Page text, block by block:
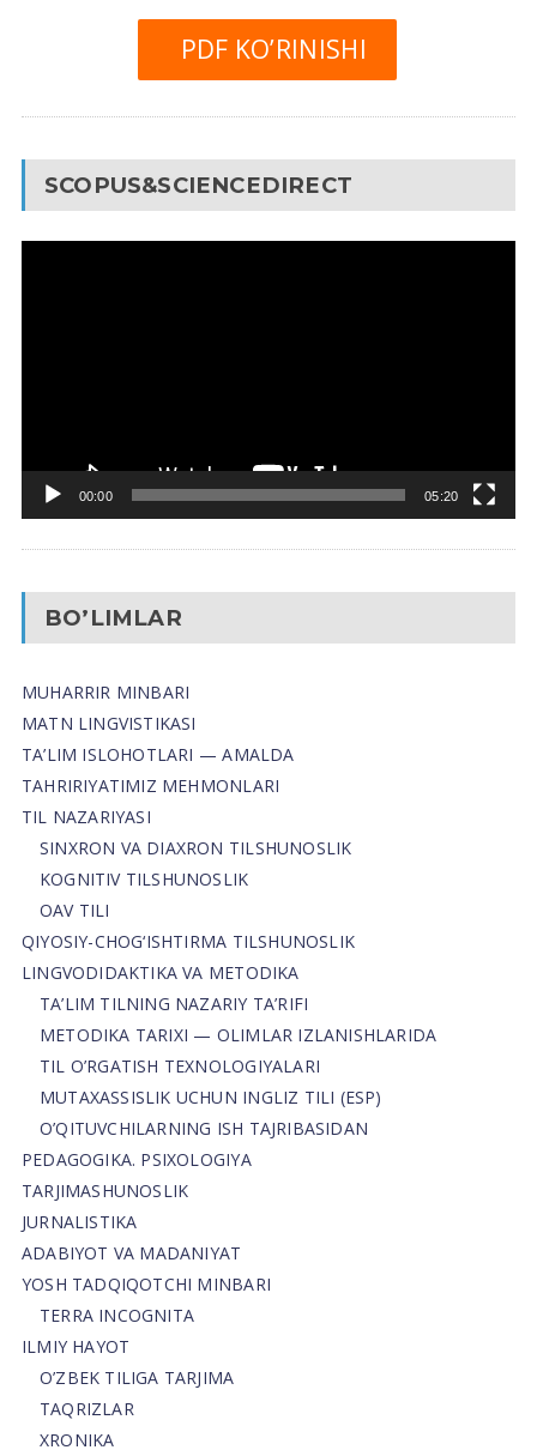
PDF KO’RINISHI
SCOPUS&SCIENCEDIRECT
00:00 05:20
BO’LIMLAR
MUHARRIR MINBARI
MATN LINGVISTIKASI
TA’LIM ISLOHOTLARI — AMALDA
TAHRIRIYATIMIZ MEHMONLARI
TIL NAZARIYASI
SINXRON VA DIAXRON TILSHUNOSLIK
KOGNITIV TILSHUNOSLIK
OAV TILI
QIYOSIY-CHOG‘ISHTIRMA TILSHUNOSLIK
LINGVODIDAKTIKA VA METODIKA
TA’LIM TILNING NAZARIY TA’RIFI
METODIKA TARIXI — OLIMLAR IZLANISHLARIDA
TIL O’RGATISH TEXNOLOGIYALARI
MUTAXASSISLIK UCHUN INGLIZ TILI (ESP)
O’QITUVCHILARNING ISH TAJRIBASIDAN
PEDAGOGIKA. PSIXOLOGIYA
TARJIMASHUNOSLIK
JURNALISTIKA
ADABIYOT VA MADANIYAT
YOSH TADQIQOTCHI MINBARI
TERRA INCOGNITA
ILMIY HAYOT
O’ZBEK TILIGA TARJIMA
TAQRIZLAR
XRONIKA